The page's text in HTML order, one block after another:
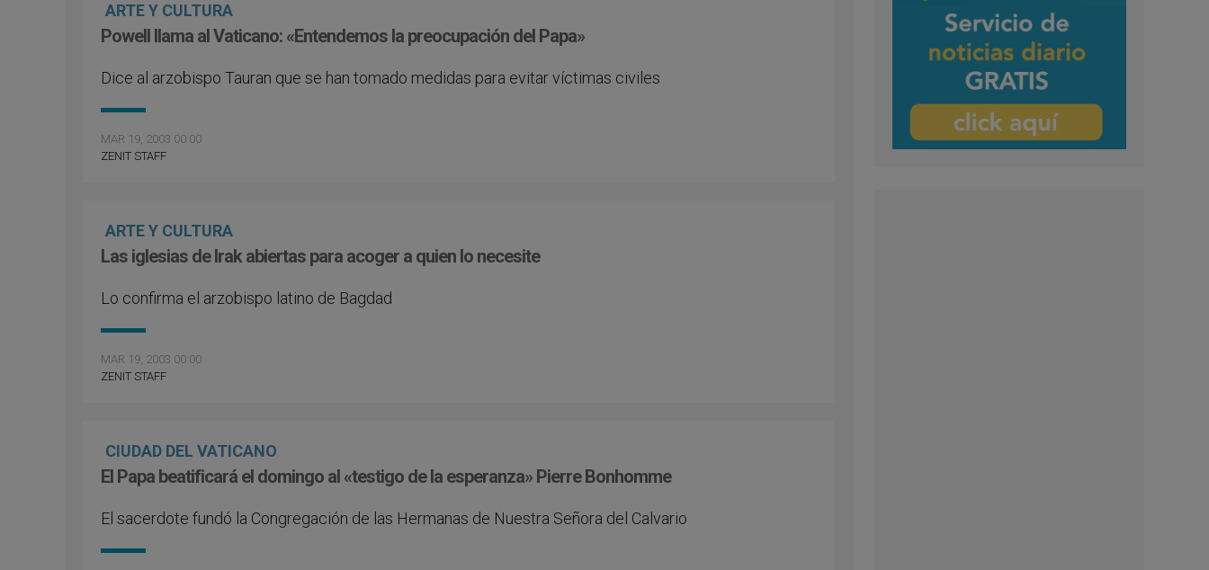
ARTE Y CULTURA
Powell llama al Vaticano: «Entendemos la preocupación del Papa»
Dice al arzobispo Tauran que se han tomado medidas para evitar víctimas civiles
MAR 19, 2003 00:00
ZENIT STAFF
ARTE Y CULTURA
Las iglesias de Irak abiertas para acoger a quien lo necesite
Lo confirma el arzobispo latino de Bagdad
MAR 19, 2003 00:00
ZENIT STAFF
CIUDAD DEL VATICANO
El Papa beatificará el domingo al «testigo de la esperanza» Pierre Bonhomme
El sacerdote fundó la Congregación de las Hermanas de Nuestra Señora del Calvario